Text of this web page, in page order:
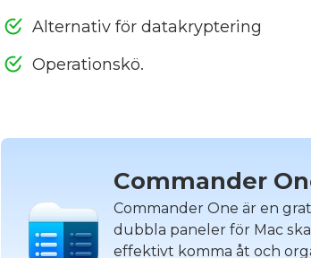
Alternativ för datakryptering
Operationskö.
Commander
Commander One är en
dubbla paneler för Mac
effektivt komma åt och